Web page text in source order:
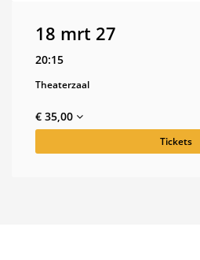
18 mrt 27
20:15
Theaterzaal
€ 35,00
Tickets